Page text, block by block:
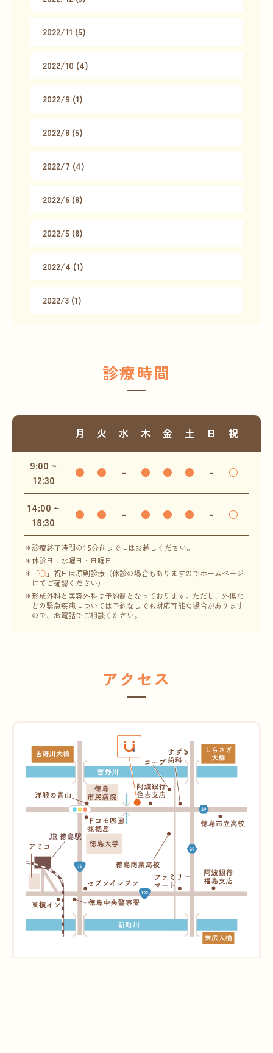
2022/11 (5)
2022/10 (4)
2022/9 (1)
2022/8 (5)
2022/7 (4)
2022/6 (8)
2022/5 (8)
2022/4 (1)
2022/3 (1)
診療時間
月 火 水 木 金 土 日 祝
9:00 ~
12:30
● ● - ● ● ● - ○
14:00 ~
18:30
● ● - ● ● ● - ○
診療終了時間の15分前までにはお越しください。
休診日：水曜日・日曜日
「○ 」祝日は原則診療（休診の場合もありますのでホームページ
にてご確認ください）
形成外科と美容外科は予約制となっております。ただし、外傷な
どの緊急疾患については予約なしでも対応可能な場合があります
ので、お電話でご相談ください。
アクセス